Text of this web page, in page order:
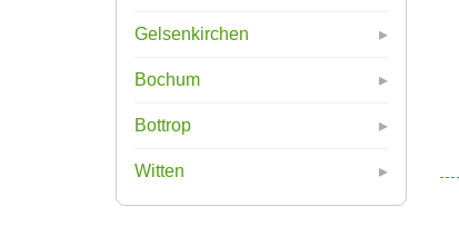
Gelsenkirchen
Bochum
Bottrop
Witten